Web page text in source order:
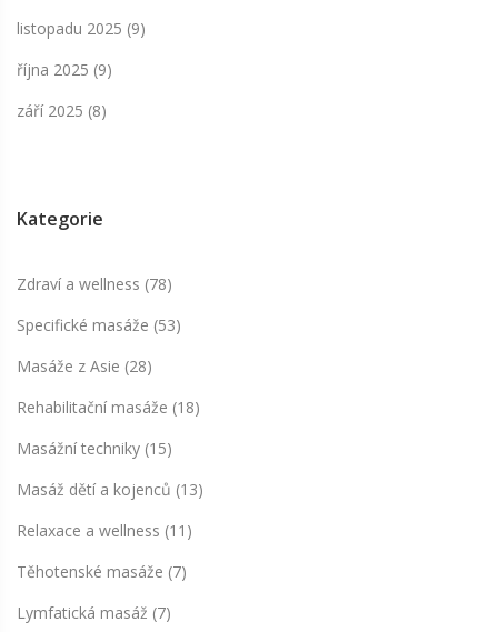
listopadu 2025 (9)
října 2025 (9)
září 2025 (8)
Kategorie
Zdraví a wellness (78)
Specifické masáže (53)
Masáže z Asie (28)
Rehabilitační masáže (18)
Masážní techniky (15)
Masáž dětí a kojenců (13)
Relaxace a wellness (11)
Těhotenské masáže (7)
Lymfatická masáž (7)